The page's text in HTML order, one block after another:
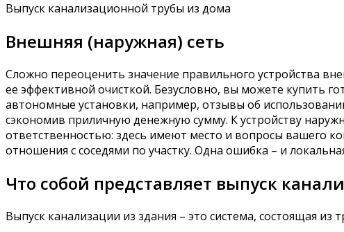
Выпуск канализационной трубы из дома
Внешняя (наружная) сеть
Сложно переоценить значение правильного устройства
ее эффективной очисткой. Безусловно, вы можете купить
автономные установки, например, отзывы об
сэкономив приличную денежную сумму. К устройству
ответственностью: здесь имеют место и вопросы вашего
отношения с соседями по участку. Одна ошибка – и
Что собой представляет выпуск
Выпуск канализации из здания – это система, состоящая